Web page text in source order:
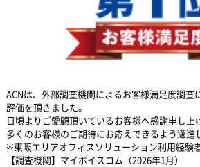
ACNは、外部調査機関によるお客様満足度調査
評価を頂きました。
日頃よりご愛顧頂いているお客様へ感謝申し上
多くのお客様のご期待にお応えできるよう邁進
※東阪エリアオフィスソリューション利用経験
【調査機関】マイボイスコム（2026年1月）